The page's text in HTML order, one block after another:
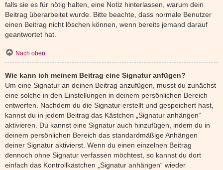
falls sie es für nötig halten, eine Notiz hinterlassen, warum dein
Beitrag überarbeitet wurde. Bitte beachte, dass normale Benutzer
einen Beitrag nicht löschen können, wenn bereits jemand darauf
geantwortet hat.
Nach oben
Wie kann ich meinem Beitrag eine Signatur anfügen?
Um eine Signatur an deinen Beitrag anzufügen, musst du zunächst
eine solche in den Einstellungen in deinem persönlichen Bereich
entwerfen. Nachdem du die Signatur erstellt und gespeichert hast,
kannst du in jedem Beitrag das Kästchen „Signatur anhängen“
aktivieren. Du kannst eine Signatur auch hinzufügen, indem du in
deinem persönlichen Bereich das standardmäßige Anhängen
deiner Signatur aktivierst. Wenn du einen einzelnen Beitrag
dennoch ohne Signatur verfassen möchtest, so kannst du dort
einfach das Kontrollkästchen „Signatur anhängen“ wieder